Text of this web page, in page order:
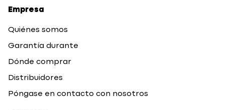
Empresa
Quiénes somos
Garantía durante
Dónde comprar
Distribuidores
Póngase en contacto con nosotros